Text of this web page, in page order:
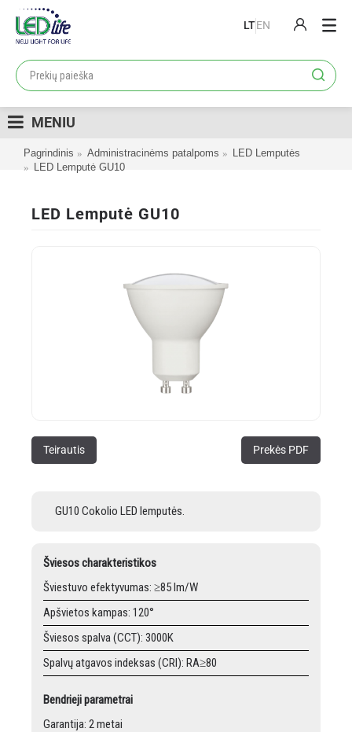
LTEN
PRODUKTAI
LOJALUMO PROGRAMA
KATALOGAI
MENIU
Pagrindinis Administracinėms patalpoms
LED Lemputės
LED Lemputė GU10
LED Lemputė GU10
Teirautis Prekės PDF
GU10 Cokolio LED lemputės.
Šviesos charakteristikos
Šviestuvo efektyvumas: ≥85 lm/W
Apšvietos kampas: 120°
Šviesos spalva (CCT): 3000K
Spalvų atgavos indeksas (CRI): RA≥80
Bendrieji parametrai
Garantija: 2 metai